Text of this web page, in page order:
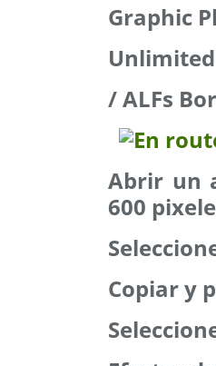
Graphic
/ ALFs
Abrir un
600
Copiar y